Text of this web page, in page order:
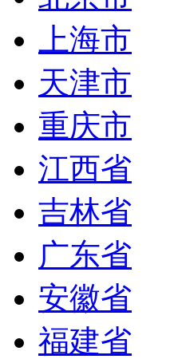
上海市
天津市
重庆市
江西省
吉林省
广东省
安徽省
福建省